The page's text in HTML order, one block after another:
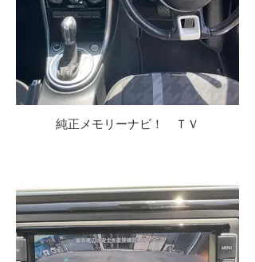
純正メモリーナビ！ ＴＶ